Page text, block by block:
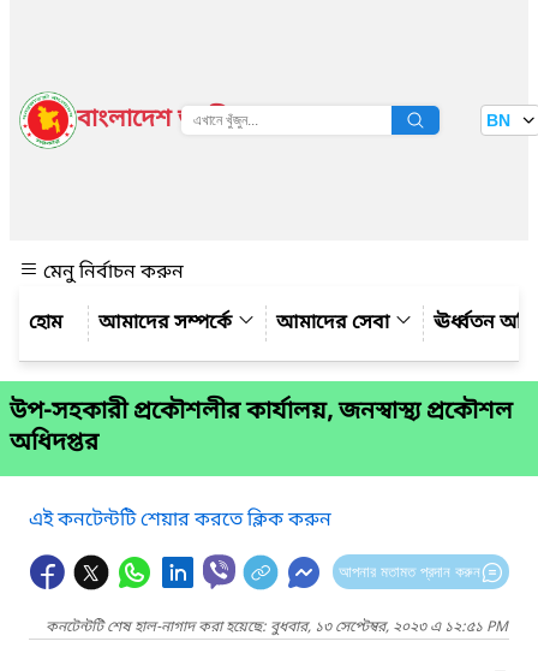
বাংলাদেশ জাতীয় তথ্য বাতায়ন BN
মেনু নির্বাচন করুন
আমাদের সম্পর্কে
আমাদের সেবা ঊর্ধ্বতন
উপ-সহকারী প্রকৌশলীর কার্যালয়, জনস্বাস্থ্য প্রকৌশল
অধিদপ্তর
এই কনটেন্টটি শেয়ার করতে ক্লিক করুন
আপনার মতামত প্রদান করুন
কনটেন্টটি শেষ হাল-নাগাদ করা হয়েছে: বুধবার, ১৩ সেপ্টেম্বর, ২০২৩ এ ১২:৫১ PM